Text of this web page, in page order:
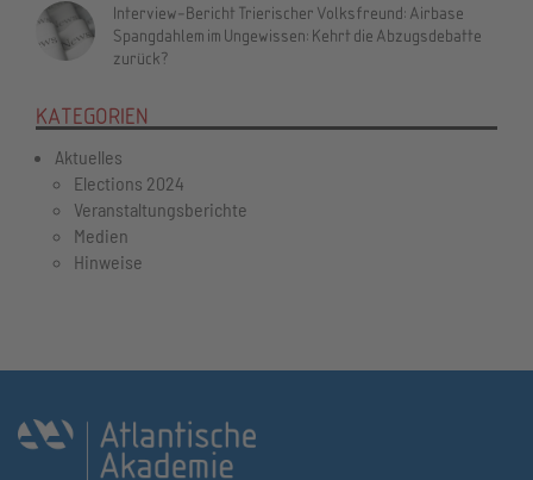
Interview-Bericht Trierischer Volksfreund: Airbase
Spangdahlem im Ungewissen: Kehrt die Abzugsdebatte
zurück?
KATEGORIEN
Aktuelles
Elections 2024
Veranstaltungsberichte
Medien
Hinweise